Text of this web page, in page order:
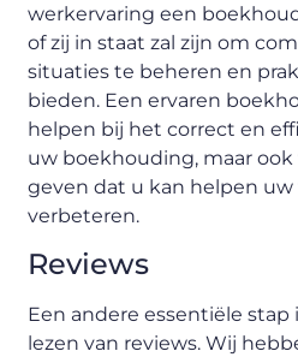
werkervaring een
of zij in staat zal zijn om
situaties te beheren en
bieden. Een ervaren
helpen bij het correct en
uw boekhouding, maar ook
geven dat u kan helpen
verbeteren.
Reviews
Een andere essentiële
lezen van reviews. Wij